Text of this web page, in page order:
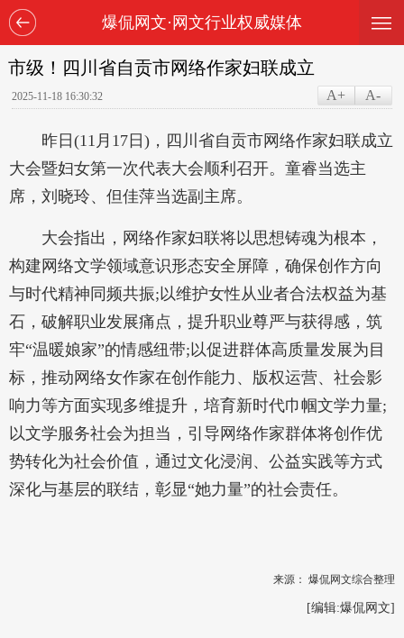
—
—
—
爆侃网文·网文行业权威媒体
市级！四川省自贡市网络作家妇联成立
2025-11-18 16:30:32 A+ A-
昨日(11月17日)，四川省自贡市网络作家妇联成立
大会暨妇女第一次代表大会顺利召开。童睿当选主
席，刘晓玲、但佳萍当选副主席。
大会指出，网络作家妇联将以思想铸魂为根本，
构建网络文学领域意识形态安全屏障，确保创作方向
与时代精神同频共振;以维护女性从业者合法权益为基
石，破解职业发展痛点，提升职业尊严与获得感，筑
牢“温暖娘家”的情感纽带;以促进群体高质量发展为目
标，推动网络女作家在创作能力、版权运营、社会影
响力等方面实现多维提升，培育新时代巾帼文学力量;
以文学服务社会为担当，引导网络作家群体将创作优
势转化为社会价值，通过文化浸润、公益实践等方式
深化与基层的联结，彰显“她力量”的社会责任。
来源： 爆侃网文综合整理
[编辑:爆侃网文]